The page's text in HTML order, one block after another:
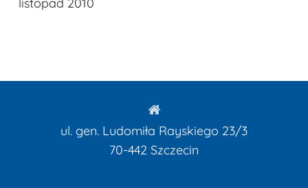
ul. gen. Ludomiła Rayskiego 23/3
70-442 Szczecin